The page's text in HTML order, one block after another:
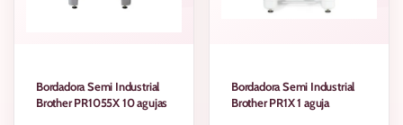
Bordadora Semi Industrial
Brother PR1055X 10 agujas
Bordadora Semi Industrial
Brother PR1X 1 aguja